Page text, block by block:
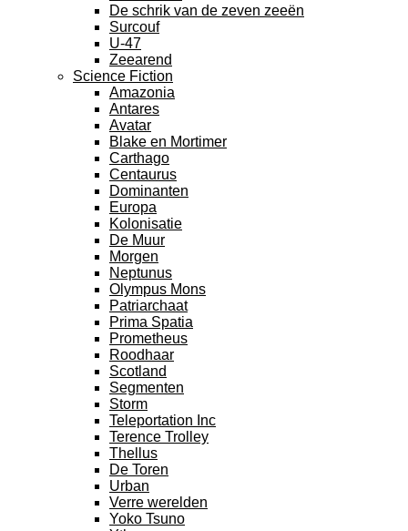
De schrik van de zeven zeeën
Surcouf
U-47
Zeearend
Science Fiction
Amazonia
Antares
Avatar
Blake en Mortimer
Carthago
Centaurus
Dominanten
Europa
Kolonisatie
De Muur
Morgen
Neptunus
Olympus Mons
Patriarchaat
Prima Spatia
Prometheus
Roodhaar
Scotland
Segmenten
Storm
Teleportation Inc
Terence Trolley
Thellus
De Toren
Urban
Verre werelden
Yoko Tsuno